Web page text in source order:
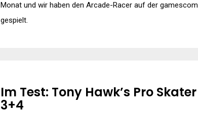
Monat und wir haben den Arcade-Racer auf der gamescom
gespielt.
Im Test: Tony Hawk’s Pro Skater
3+4